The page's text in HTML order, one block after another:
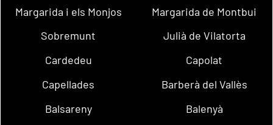
Margarida i els Monjos
Margarida de Montbui
Sobremunt
Julià de Vilatorta
Cardedeu
Capolat
Capellades
Barberà del Vallès
Balsareny
Balenyà